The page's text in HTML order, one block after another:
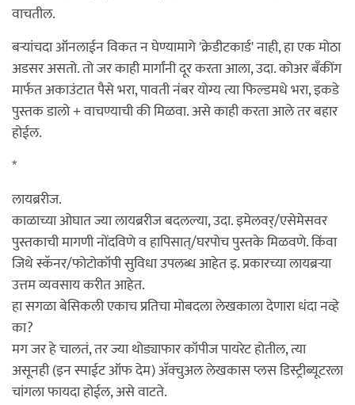
वाचतील.
बर्‍यांचदा ऑनलाईन विकत न घेण्यामागे 'क्रेडीटकार्ड' नाही, हा एक मोठा
अडसर असतो. तो जर काही मार्गांनी दूर करता आला, उदा. कोअर बँकींग
मार्फत अकाउंटात पैसे भरा, पावती नंबर योग्य त्या फिल्डमधे भरा, इकडे
पुस्तक डालो + वाचण्याची की मिळवा. असे काही करता आले तर बहार
होईल.
*
लायब्ररीज.
काळाच्या ओघात ज्या लायब्ररीज बदलल्या, उदा. इमेलवर्/एसेमेसवर
पुस्तकाची मागणी नोंदविणे व हापिसात्/घरपोच पुस्तके मिळवणे. किंवा
जिथे स्कॅनर/फोटोकॉपी सुविधा उपलब्ध आहेत इ. प्रकारच्या लायब्रर्‍या
उत्तम व्यवसाय करीत आहेत.
हा सगळा बेसिकली एकाच प्रतिचा मोबदला लेखकाला देणारा धंदा नव्हे
का?
मग जर हे चालतं, तर ज्या थोड्याफार कॉपीज पायरेट होतील, त्या
असूनही (इन स्पाईट ऑफ देम) अ‍ॅक्चुअल लेखकास प्लस डिस्ट्रीब्यूटरला
चांगला फायदा होईल, असे वाटते.